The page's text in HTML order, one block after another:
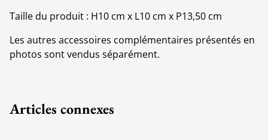
Taille du produit : H10 cm x L10 cm x P13,50 cm
Les autres accessoires complémentaires présentés en
photos sont vendus séparément.
Articles connexes